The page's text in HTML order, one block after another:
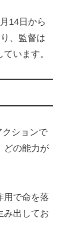
14日から
、監督は
います。
クションで
どの能力が
用で命を落
み出してお